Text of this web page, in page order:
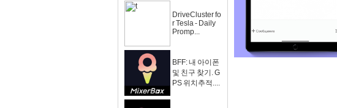
DriveCluster fo
r Tesla - Daily
Promp...
BFF: 내 아이폰
및 친구 찾기. G
PS 위치추적....